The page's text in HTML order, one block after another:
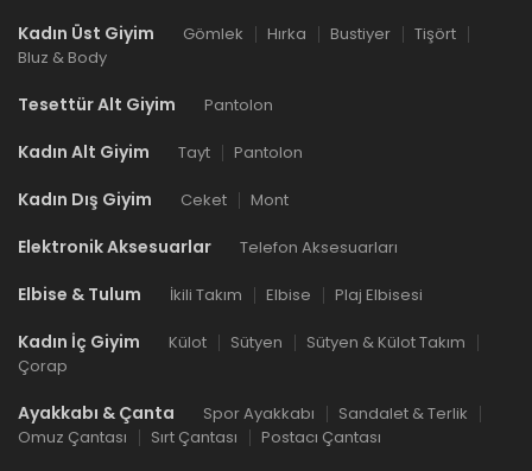
Kadın Üst Giyim Gömlek Hırka Bustiyer
Tişört
Bluz & Body
Tesettür Alt Giyim Pantolon
Kadın Alt Giyim Tayt Pantolon
Kadın Dış Giyim Ceket Mont
Elektronik Aksesuarlar Telefon Aksesuarları
Elbise & Tulum İkili Takım Elbise Plaj Elbisesi
Kadın İç Giyim Külot Sütyen
Sütyen & Külot Takım
Çorap
Ayakkabı & Çanta Spor Ayakkabı
Sandalet & Terlik
Omuz Çantası
Sırt Çantası Postacı Çantası